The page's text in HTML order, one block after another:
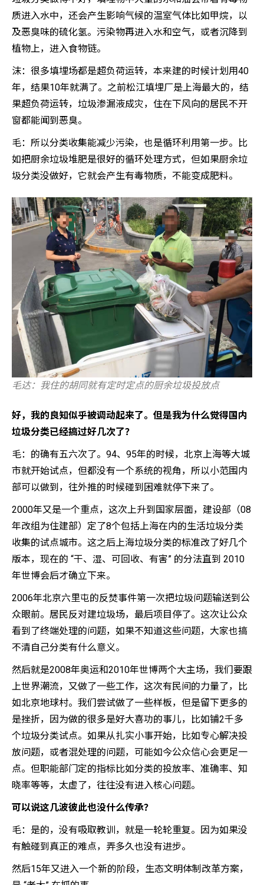
质进入水中，还会产生影响气候的温室气体比如甲烷，以
及恶臭味的硫化氢。污染物再进入水和空气，或者沉降到
植物上，进入食物链。
沫：很多填埋场都是超负荷运转，本来建的时候计划用40
年，结果10年就满了。之前松江填埋厂是上海最大的，结
果超负荷运转，垃圾渗漏液成灾，住在下风向的居民不开
窗都能闻到恶臭。
毛：所以分类收集能减少污染，也是循环利用第一步。比
如把厨余垃圾堆肥是很好的循环处理方式，但如果厨余垃
圾分类没做好，它就会产生有毒物质，不能变成肥料。
毛达：我住的胡同就有定时定点的厨余垃圾投放点
好，我的良知似乎被调动起来了。但是我为什么觉得国内
垃圾分类已经搞过好几次了？
毛：的确有五六次了。94、95年的时候，北京上海等大城
市就开始试点，但都没有一个系统的视角，所以小范围内
部可以做到，往外推的时候碰到困难就停下来了。
2000年又是一个重点，这次上升到国家层面，建设部（08
年改组为住建部）定了8个包括上海在内的生活垃圾分类
收集的试点城市。这之后上海垃圾分类的标准改了好几个
版本，现在的 “干、湿、可回收、有害” 的分法直到 2010
年世博会后才确立下来。
2006年北京六里屯的反焚事件第一次把垃圾问题输送到公
众眼前。居民反对建垃圾场，最后项目停了。这次让公众
看到了终端处理的问题，如果不知道这些问题，大家也搞
不清自己分类有什么意义。
然后就是2008年奥运和2010年世博两个大主场，我们要跟
上世界潮流，又做了一些工作，这次有民间的力量了，比
如北京地球村。我们尝试做了一些样板，但是留下更多的
是挫折，因为做的很多是好大喜功的事儿，比如铺2千多
个垃圾分类试点。如果从扎实小事开始，比如专心解决投
放问题，或者混处理的问题，可能如今公众信心会更足一
点。但职能部门定的指标比如分类的投放率、准确率、知
晓率等等，太虚了，往往没有进入核心问题。
可以说这几波彼此也没什么传承？
毛：是的，没有吸取教训，就是一轮轮重复。因为如果没
有触碰到真正的难点，弄多久也没有进步。
然后15年又进入一个新的阶段，生态文明体制改革方案，